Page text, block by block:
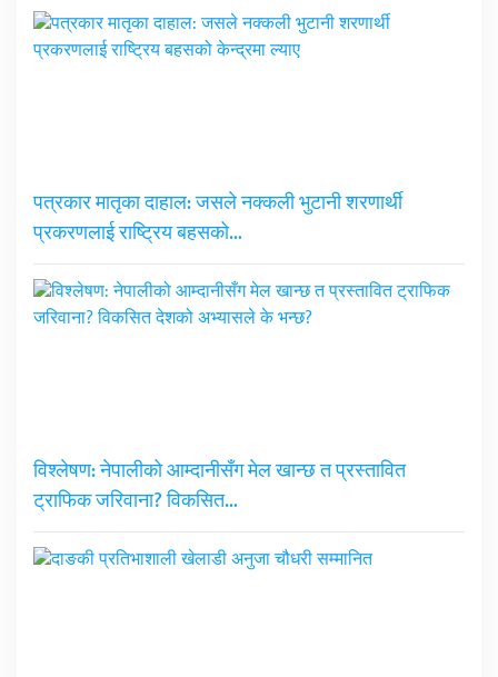
पत्रकार मातृका दाहाल: जसले नक्कली भुटानी शरणार्थी
प्रकरणलाई राष्ट्रिय बहसको…
विश्लेषण: नेपालीको आम्दानीसँग मेल खान्छ त प्रस्तावित
ट्राफिक जरिवाना? विकसित…